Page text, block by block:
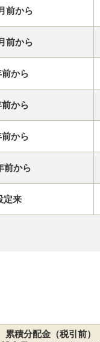
前から
前から
前から
から
から
前から
定来
累積分配金（税引前）